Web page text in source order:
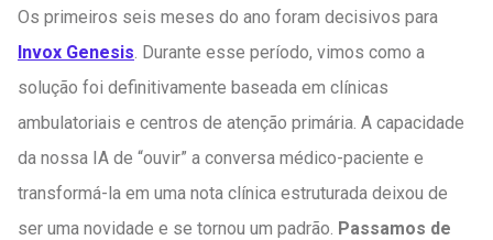
Os primeiros seis meses do ano foram decisivos para
Invox Genesis. Durante esse período, vimos como a
solução foi definitivamente baseada em clínicas
ambulatoriais e centros de atenção primária. A capacidade
da nossa IA de “ouvir” a conversa médico-paciente e
transformá-la em uma nota clínica estruturada deixou de
ser uma novidade e se tornou um padrão. Passamos de